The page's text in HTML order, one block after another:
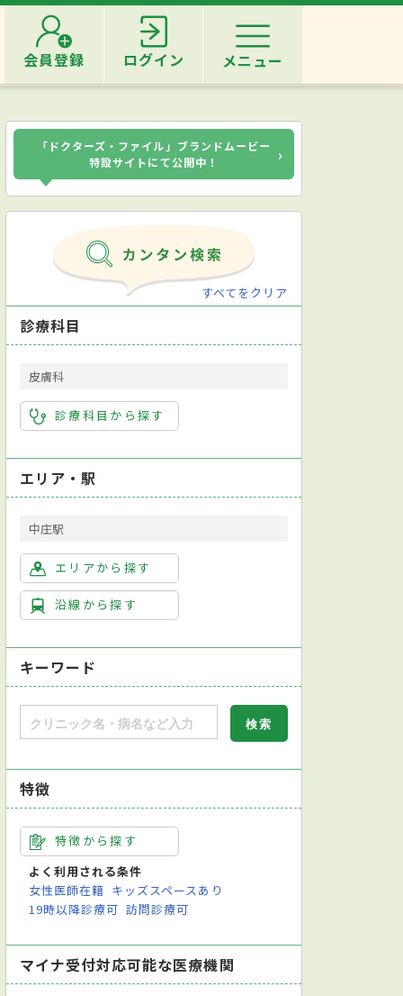
会員登録 ログイン メニュー
「ドクターズ・ファイル」ブランドムービー
特設サイトにて公開中！
›
すべてをクリア
診療科目
皮膚科
診療科目から探す
エリア・駅
中庄駅
エリアから探す
沿線から探す
キーワード
特徴
特徴から探す
よく利用される条件
女性医師在籍 キッズスペースあり
19時以降診療可 訪問診療可
マイナ受付対応可能な医療機関